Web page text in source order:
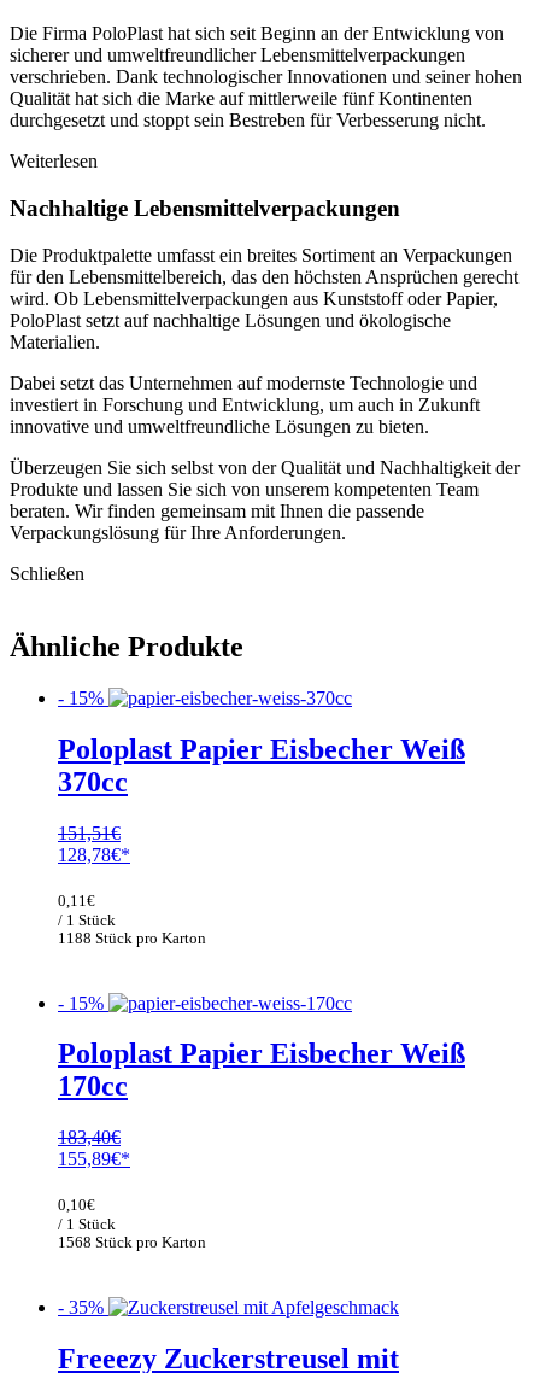
Die Firma PoloPlast hat sich seit Beginn an der Entwicklung von
sicherer und umweltfreundlicher Lebensmittelverpackungen
verschrieben. Dank technologischer Innovationen und seiner hohen
Qualität hat sich die Marke auf mittlerweile fünf Kontinenten
durchgesetzt und stoppt sein Bestreben für Verbesserung nicht.
Weiterlesen
Nachhaltige Lebensmittelverpackungen
Die Produktpalette umfasst ein breites Sortiment an Verpackungen
für den Lebensmittelbereich, das den höchsten Ansprüchen gerecht
wird. Ob Lebensmittelverpackungen aus Kunststoff oder Papier,
PoloPlast setzt auf nachhaltige Lösungen und ökologische
Materialien.
Dabei setzt das Unternehmen auf modernste Technologie und
investiert in Forschung und Entwicklung, um auch in Zukunft
innovative und umweltfreundliche Lösungen zu bieten.
Überzeugen Sie sich selbst von der Qualität und Nachhaltigkeit der
Produkte und lassen Sie sich von unserem kompetenten Team
beraten. Wir finden gemeinsam mit Ihnen die passende
Verpackungslösung für Ihre Anforderungen.
Schließen
Ähnliche Produkte
- 15%
Poloplast Papier Eisbecher Weiß
370cc
151,51€
Ursprünglicher
war:
151,51€
128,78€
1188 Stück pro Karton
0,11 €
/ 1 Stück
- 15%
Poloplast Papier Eisbecher Weiß
170cc
183,40€
Ursprünglicher
war:
183,40€
155,89€
1568 Stück pro Karton
0,10€
/ 1 Stück
- 35%
Freeezy Zuckerstreusel mit